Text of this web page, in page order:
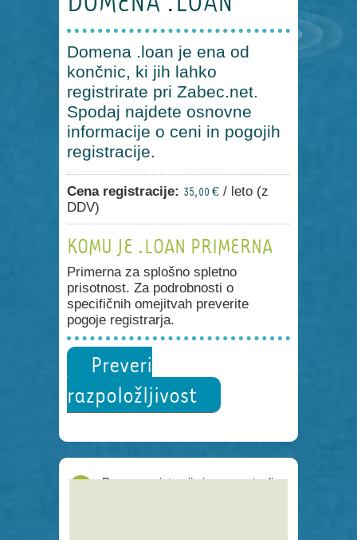
Domena .loan je ena od
končnic, ki jih lahko
registrirate pri Zabec.net.
Spodaj najdete osnovne
informacije o ceni in pogojih
registracije.
Cena registracije: 35,00 € / leto (z
DDV)
KOMU JE .LOAN PRIMERNA
Primerna za splošno spletno
prisotnost. Za podrobnosti o
specifičnih omejitvah preverite
pogoje registrarja.
Preveri
razpoložljivost
Proces registracije je poenostavljen